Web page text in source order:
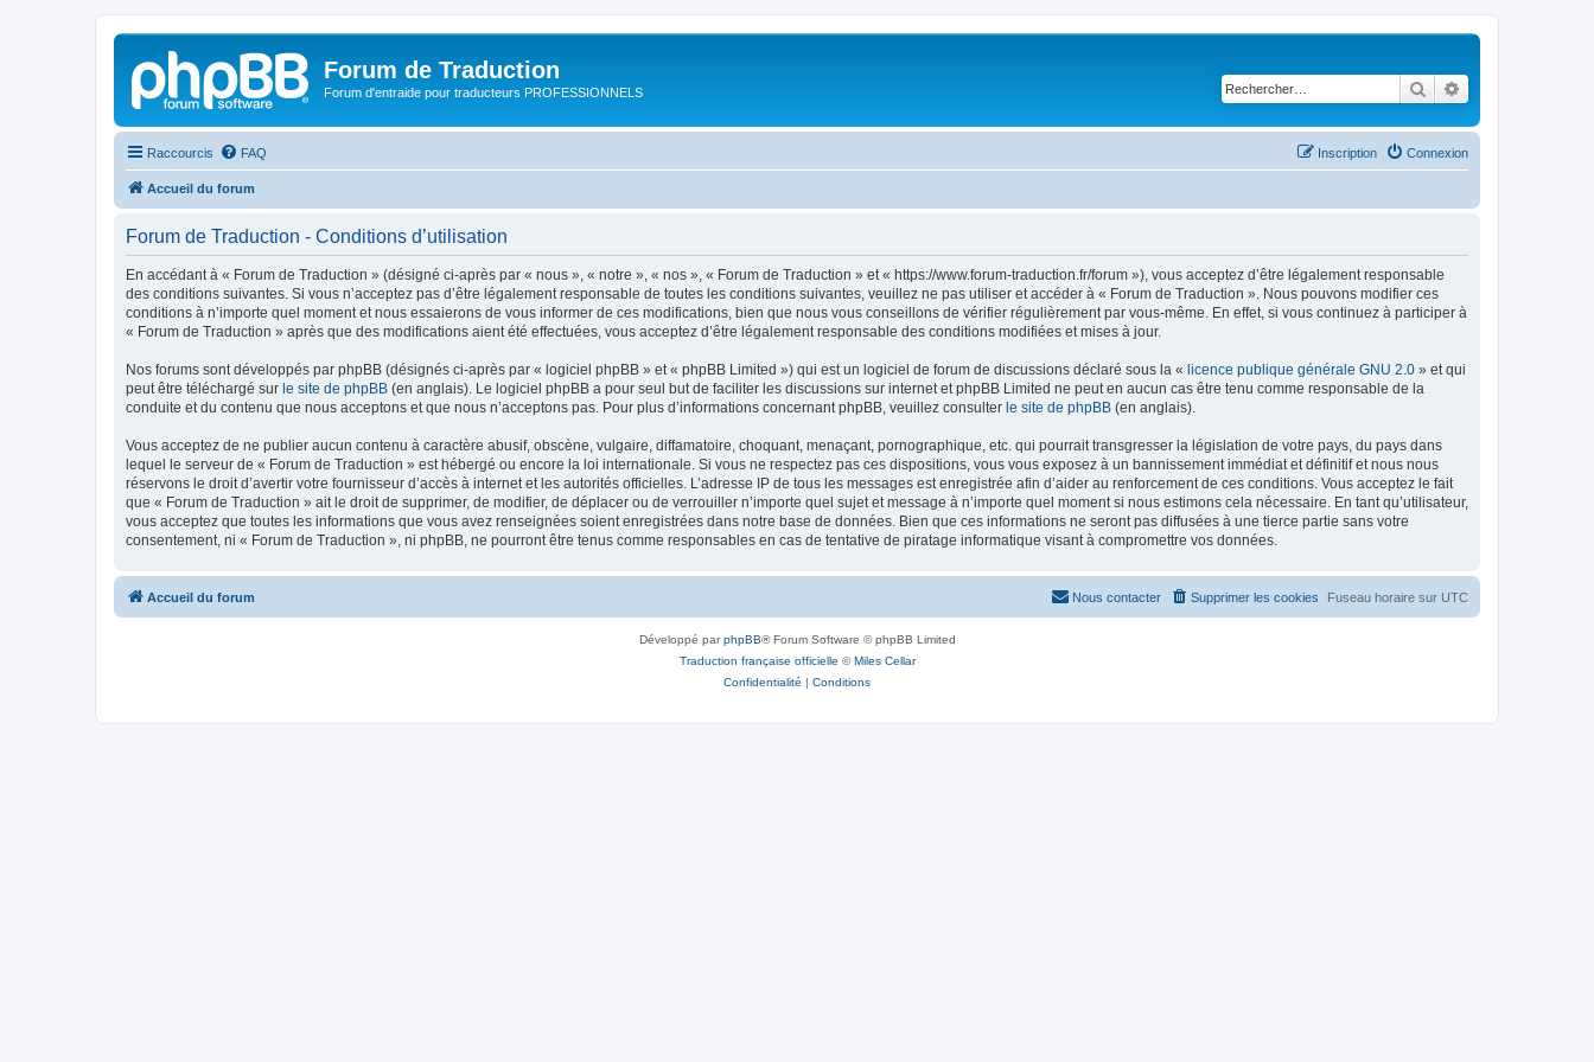
Forum de Traduction
Forum d'entraide pour traducteurs PROFESSIONNELS Rechercher
Raccourcis FAQ Connexion
Inscription
Accueil du forum
Forum de Traduction - Conditions d’utilisation
En accédant à « Forum de Traduction » (désigné ci-après par « nous », « notre », « nos », « Forum de Traduction » et « https://www.forum-traduction.fr/forum »), vous acceptez d’être légalement responsable
des conditions suivantes. Si vous n’acceptez pas d’être légalement responsable de toutes les conditions suivantes, veuillez ne pas utiliser et accéder à « Forum de Traduction ». Nous pouvons modifier ces
conditions à n’importe quel moment et nous essaierons de vous informer de ces modifications, bien que nous vous conseillons de vérifier régulièrement par vous-même. En effet, si vous continuez à participer à
« Forum de Traduction » après que des modifications aient été effectuées, vous acceptez d’être légalement responsable des conditions modifiées et mises à jour.
Nos forums sont développés par phpBB (désignés ci-après par « logiciel phpBB » et « phpBB Limited ») qui est un logiciel de forum de discussions déclaré sous la « licence publique générale GNU 2.0 » et qui
peut être téléchargé sur le site de phpBB (en anglais). Le logiciel phpBB a pour seul but de faciliter les discussions sur internet et phpBB Limited ne peut en aucun cas être tenu comme responsable de la
conduite et du contenu que nous acceptons et que nous n’acceptons pas. Pour plus d’informations concernant phpBB, veuillez consulter le site de phpBB (en anglais).
Vous acceptez de ne publier aucun contenu à caractère abusif, obscène, vulgaire, diffamatoire, choquant, menaçant, pornographique, etc. qui pourrait transgresser la législation de votre pays, du pays dans
lequel le serveur de « Forum de Traduction » est hébergé ou encore la loi internationale. Si vous ne respectez pas ces dispositions, vous vous exposez à un bannissement immédiat et définitif et nous nous
réservons le droit d’avertir votre fournisseur d’accès à internet et les autorités officielles. L’adresse IP de tous les messages est enregistrée afin d’aider au renforcement de ces conditions. Vous acceptez le fait
que « Forum de Traduction » ait le droit de supprimer, de modifier, de déplacer ou de verrouiller n’importe quel sujet et message à n’importe quel moment si nous estimons cela nécessaire. En tant qu’utilisateur,
vous acceptez que toutes les informations que vous avez renseignées soient enregistrées dans notre base de données. Bien que ces informations ne seront pas diffusées à une tierce partie sans votre
consentement, ni « Forum de Traduction », ni phpBB, ne pourront être tenus comme responsables en cas de tentative de piratage informatique visant à compromettre vos données.
Accueil du forum Fuseau horaire sur UTC
Supprimer les cookies
Nous contacter
Développé parphpBB® Forum Software © phpBB Limited
Traduction française officielle ©Miles Cellar
Confidentialité | Conditions